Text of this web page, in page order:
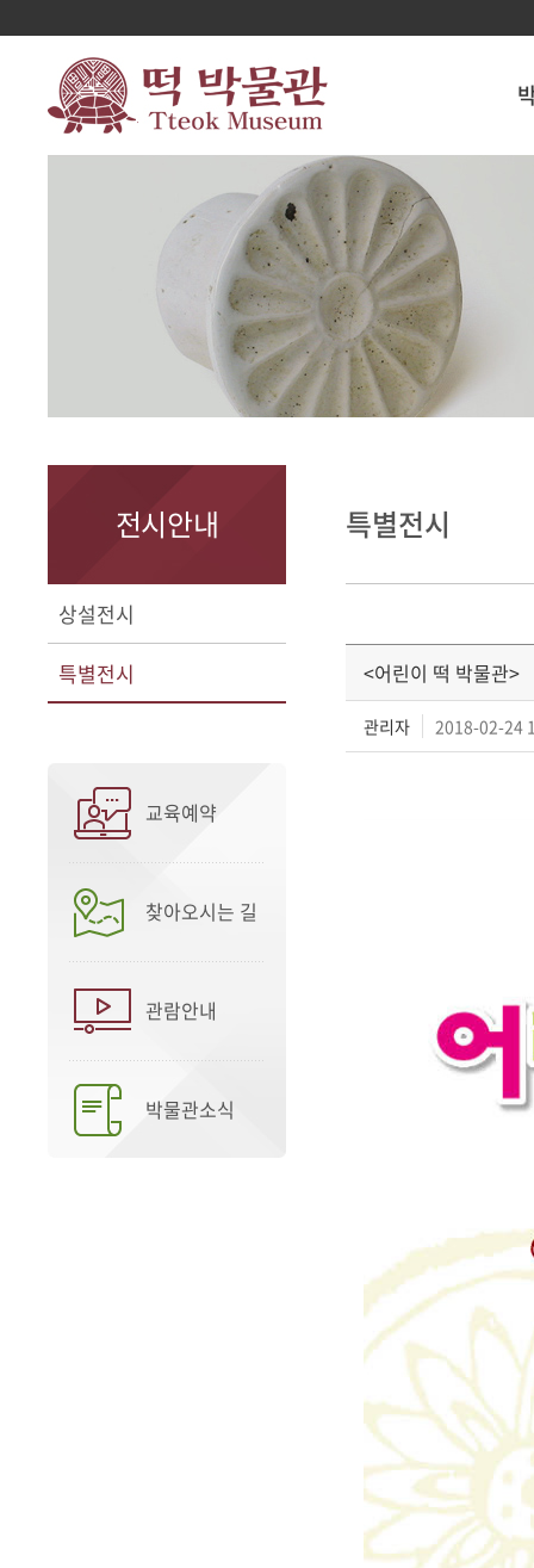
전시안내
상설전시
특별전시
교육예약
찾아오시는 길
관람안내
박물관소식
특별전시
<어린이 떡 박물관>
관리자 2018-02-24